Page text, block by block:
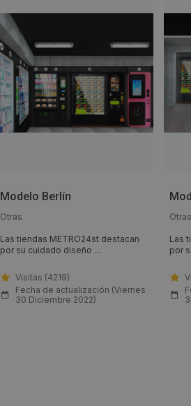
Modelo Berlín
Otras
Las tiendas METRO24st destacan
por su cuidado diseño ...
Visitas (4219)
Fecha de actualización (Viernes
30 Diciembre 2022)
Otras
Las
por